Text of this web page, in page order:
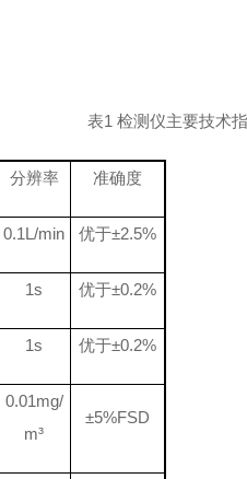
表1 检测仪主要技术
分辨率 准确度
0.1L/min 优于±2.5%
1s 优于±0.2%
1s 优于±0.2%
0.01mg/
m³
±5%FSD